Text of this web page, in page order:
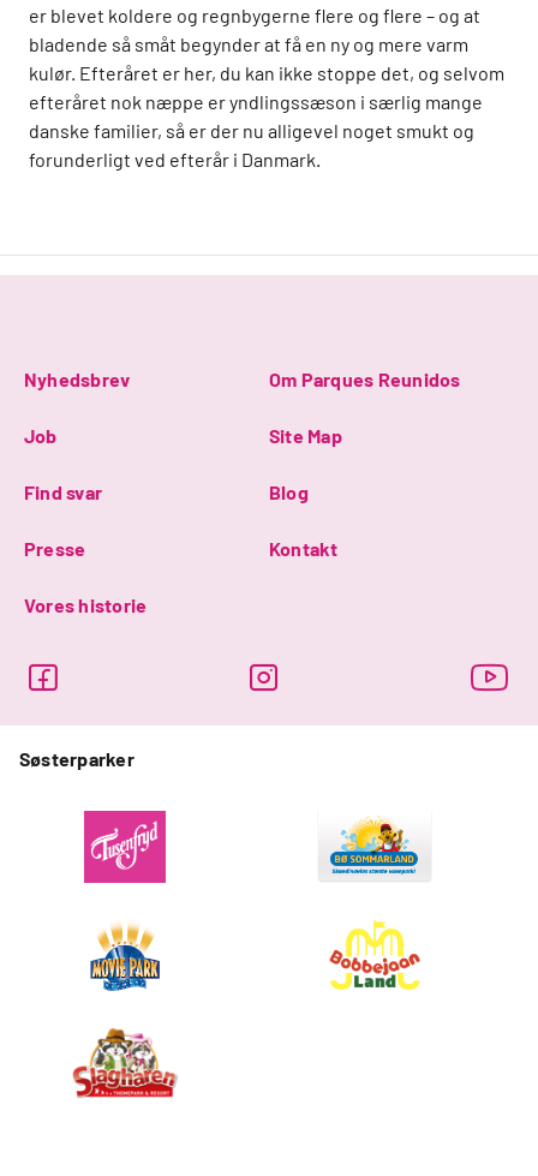
er blevet koldere og regnbygerne flere og flere – og at
bladende så småt begynder at få en ny og mere varm
kulør. Efteråret er her, du kan ikke stoppe det, og selvom
efteråret nok næppe er yndlingssæson i særlig mange
danske familier, så er der nu alligevel noget smukt og
forunderligt ved efterår i Danmark.
Nyhedsbrev Om Parques Reunidos
Job Site Map
Find svar Blog
Presse Kontakt
Vores historie
Søsterparker